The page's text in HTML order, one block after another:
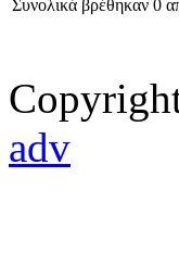
Συνολικά βρέθηκαν 0
adv